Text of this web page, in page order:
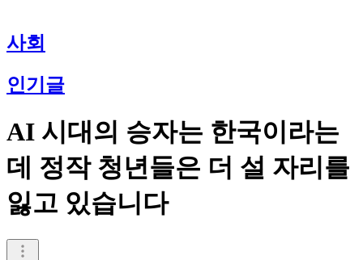
사회
인기글
AI 시대의 승자는 한국이라는
데 정작 청년들은 더 설 자리를
잃고 있습니다